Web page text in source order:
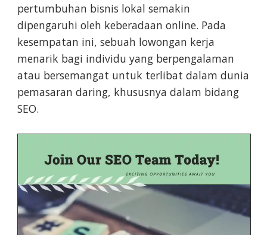
pertumbuhan bisnis lokal semakin
dipengaruhi oleh keberadaan online. Pada
kesempatan ini, sebuah lowongan kerja
menarik bagi individu yang berpengalaman
atau bersemangat untuk terlibat dalam dunia
pemasaran daring, khususnya dalam bidang
SEO.